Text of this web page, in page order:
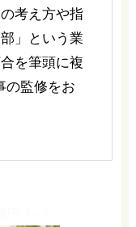
考え方や指
」という業
を筆頭に複
の監修をお